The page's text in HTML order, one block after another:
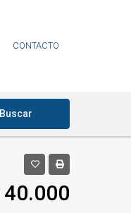
CONTACTO
Buscar
40.000